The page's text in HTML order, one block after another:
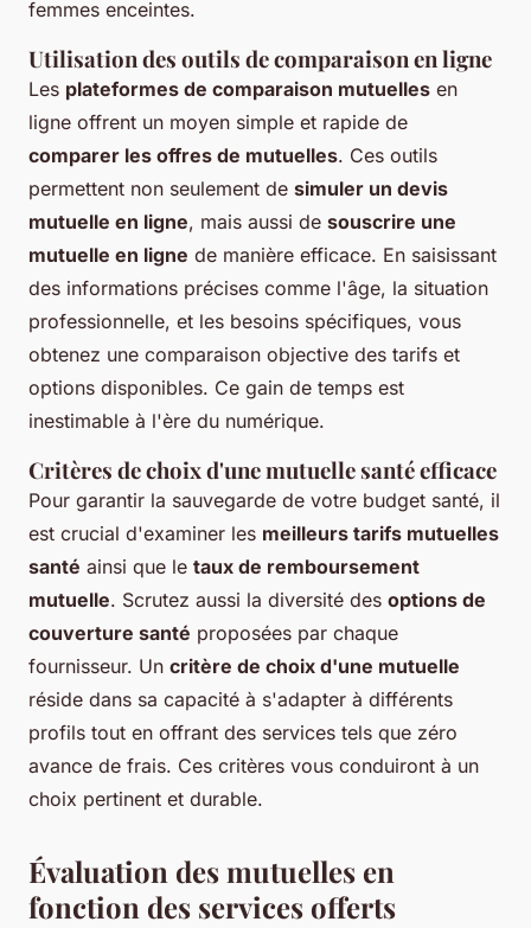
femmes enceintes.
Utilisation des outils de comparaison en ligne
Les plateformes de comparaison mutuelles en
ligne offrent un moyen simple et rapide de
comparer les offres de mutuelles. Ces outils
permettent non seulement de simuler un devis
mutuelle en ligne, mais aussi de souscrire une
mutuelle en ligne de manière efficace. En saisissant
des informations précises comme l'âge, la situation
professionnelle, et les besoins spécifiques, vous
obtenez une comparaison objective des tarifs et
options disponibles. Ce gain de temps est
inestimable à l'ère du numérique.
Critères de choix d'une mutuelle santé efficace
Pour garantir la sauvegarde de votre budget santé, il
est crucial d'examiner les meilleurs tarifs mutuelles
santé ainsi que le taux de remboursement
mutuelle. Scrutez aussi la diversité des options de
couverture santé proposées par chaque
fournisseur. Un critère de choix d'une mutuelle
réside dans sa capacité à s'adapter à différents
profils tout en offrant des services tels que zéro
avance de frais. Ces critères vous conduiront à un
choix pertinent et durable.
Évaluation des mutuelles en
fonction des services offerts